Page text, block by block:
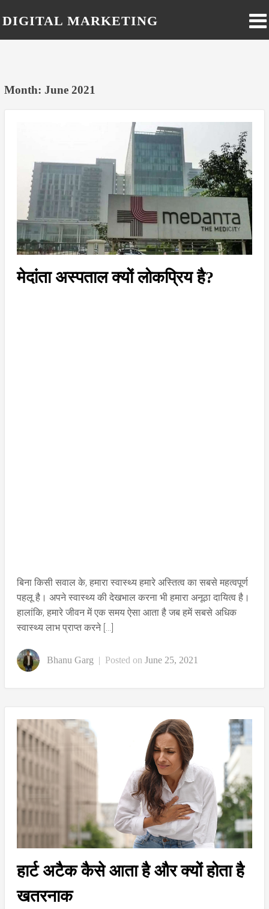
DIGITAL MARKETING
BLOG IN HINDI
Month: June 2021
मेदांता अस्पताल क्यों लोकप्रिय है?
बिना किसी सवाल के, हमारा स्वास्थ्य हमारे अस्तित्व का सबसे महत्वपूर्ण
पहलू है। अपने स्वास्थ्य की देखभाल करना भी हमारा अनूठा दायित्व है।
हालांकि, हमारे जीवन में एक समय ऐसा आता है जब हमें सबसे अधिक
स्वास्थ्य लाभ प्राप्त करने […]
Bhanu Garg | Posted on June 25, 2021
हार्ट अटैक कैसे आता है और क्यों होता है
खतरनाक